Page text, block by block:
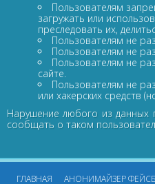
Пользователям
загружать или
преследовать их,
Пользователям не
Пользователям не
Пользователям не
сайте.
Пользователям не
или хакерских средств
Нарушение любого из данных
сообщать о таком
ГЛАВНАЯ АНОНИМАЙЗЕР